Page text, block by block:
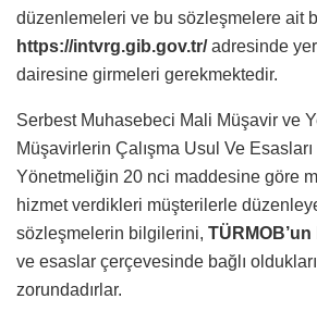
düzenlemeleri ve bu sözleşmelere ait
https://intvrg.gib.gov.tr/adresinde
dairesine girmeleri gerekmektedir.
Serbest Muhasebeci Mali Müşavir ve
Müşavirlerin Çalışma Usul Ve Esasları
Yönetmeliğin 20 nci maddesine göre
hizmet verdikleri müşterilerle
sözleşmelerin bilgilerini,
ve esaslar çerçevesinde bağlı
zorundadırlar.